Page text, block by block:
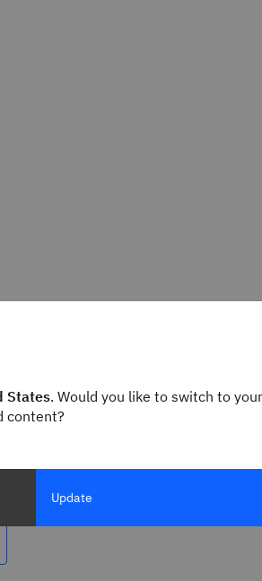
States. Would you like to switch to
content?
Update